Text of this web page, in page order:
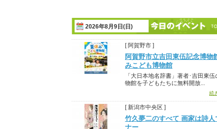
2026年8月9日(日)
[ 阿賀野市 ]
阿賀野市立吉田東伍記念博
みこども博物館
「大日本地名辞書」著者･吉田東
物館を子どもたちに無料開放...
続
[ 新潟市中央区 ]
竹久夢二のすべて 画家は詩人
ナー